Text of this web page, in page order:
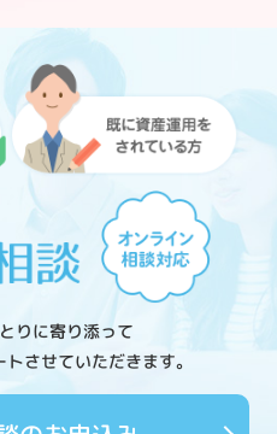
りに寄り添って
させていただきます。